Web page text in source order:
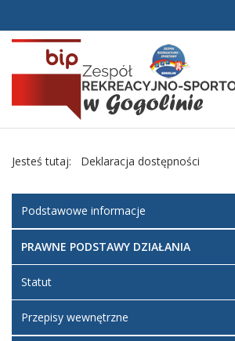
Jesteś tutaj: Deklaracja dostępności
Podstawowe informacje
PRAWNE PODSTAWY DZIAŁANIA
Statut
Przepisy wewnętrzne